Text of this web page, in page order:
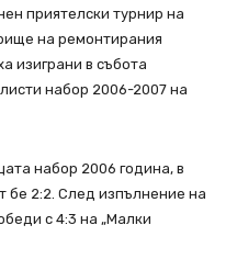
приятелски турнир на
на ремонтирания
изиграни в събота
набор 2006-2007 на
набор 2006 година, в
бе 2:2. След изпълнение на
с 4:3 на „Малки